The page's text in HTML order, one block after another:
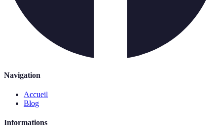
Navigation
Accueil
Blog
Informations